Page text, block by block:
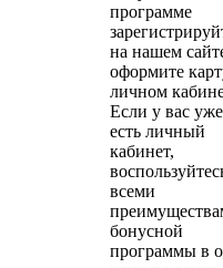
программе
на нашем
оформите
личном
Если у вас уже
есть личный
кабинет,
всеми
бонусной
программы в